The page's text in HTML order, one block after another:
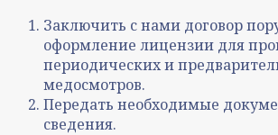
Заключить с нами договор
оформление лицензии для
периодических и
медосмотров.
Передать необходимые
сведения.